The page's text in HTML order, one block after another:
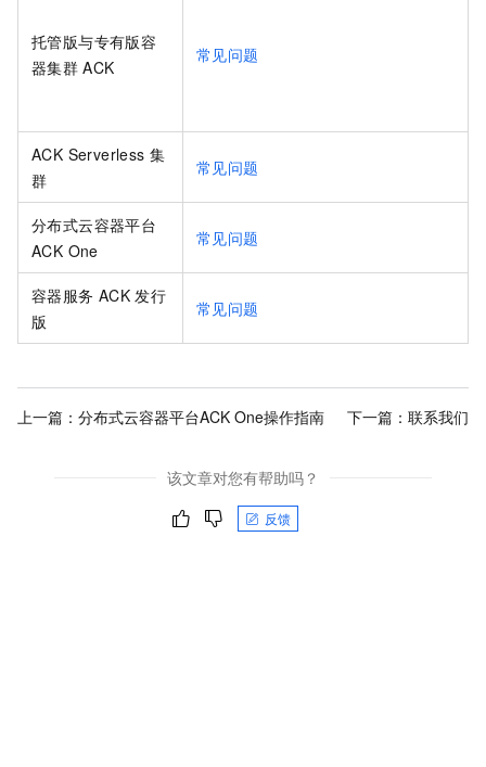
托管版与专有版容
器集群 ACK
常见问题
ACK Serverless 集
群
常见问题
分布式云容器平台
ACK One
常见问题
容器服务 ACK 发行
版
常见问题
上一篇： 分布式云容器平台ACK One操作指南 下一篇： 联系我们
该文章对您有帮助吗？
反馈